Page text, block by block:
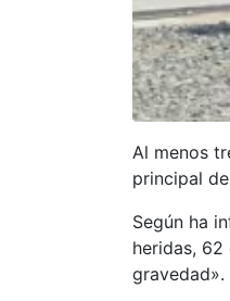
Al menos
principal
Según ha
heridas, 62
gravedad».